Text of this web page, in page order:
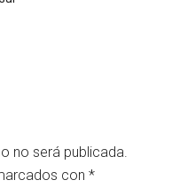
no será publicada.
con*